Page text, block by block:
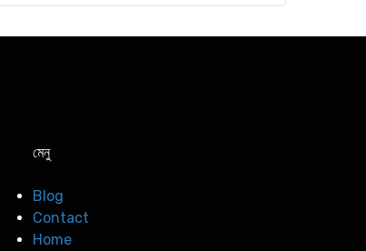
মেনু
Blog
Contact
Home